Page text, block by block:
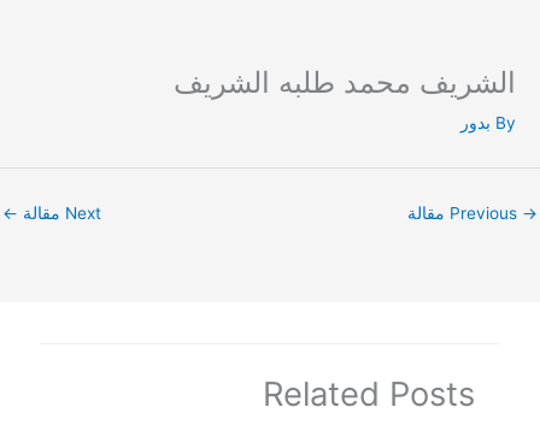
content
الشريف محمد طلبه الشريف
By بدور
→ Next مقالة ←
Related Posts